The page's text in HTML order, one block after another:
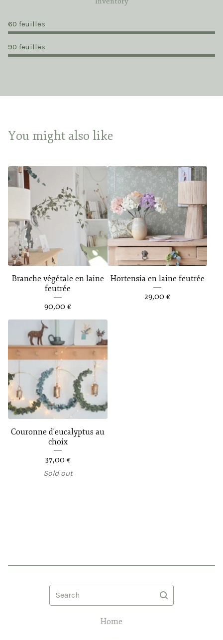
60 feuilles
90 feuilles
You might also like
Branche végétale en laine
feutrée
90,00 €
Hortensia en laine feutrée
29,00 €
Couronne d'eucalyptus au
choix
37,00 €
Sold out
Search
Home